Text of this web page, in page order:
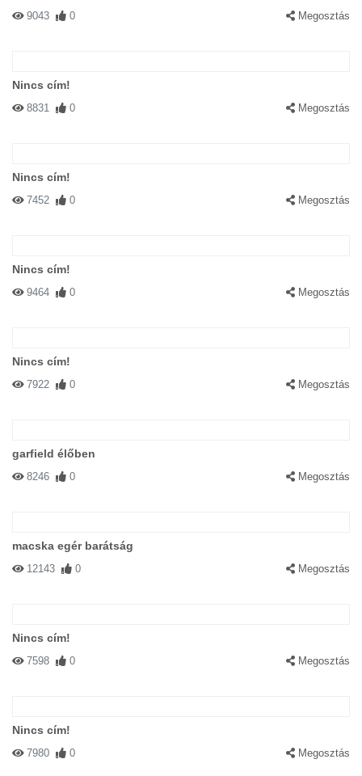
9043 0 Megosztás
Nincs cím!
8831 0 Megosztás
Nincs cím!
7452 0 Megosztás
Nincs cím!
9464 0 Megosztás
Nincs cím!
7922 0 Megosztás
garfield élőben
8246 0 Megosztás
macska egér barátság
12143 0 Megosztás
Nincs cím!
7598 0 Megosztás
Nincs cím!
7980 0 Megosztás